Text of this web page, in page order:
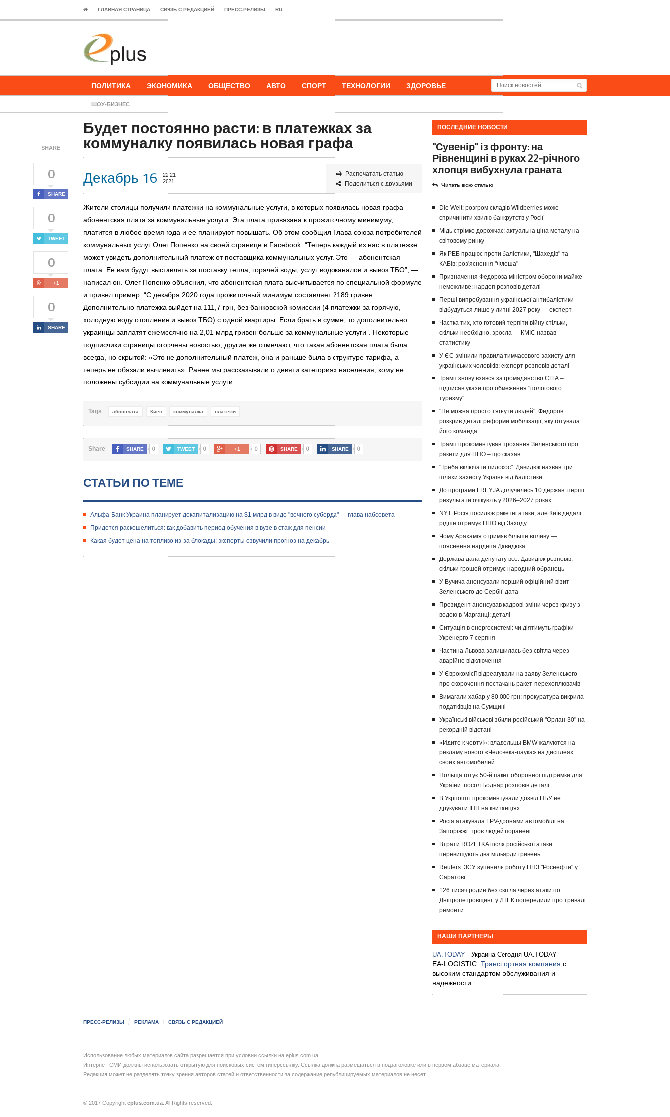
ГЛАВНАЯ СТРАНИЦА СВЯЗЬ С РЕДАКЦИЕЙ ПРЕСС-РЕЛИЗЫ RU
ПОЛИТИКА ЭКОНОМИКА ОБЩЕСТВО АВТО СПОРТ ТЕХНОЛОГИИ ЗДОРОВЬЕ
ШОУ-БИЗНЕС
SHARE
0
SHARE
0
TWEET
0
+1
0
SHARE
Будет постоянно расти: в платежках за
коммуналку появилась новая графа
Декабрь 16
22:21
2021
Распечатать статью
Поделиться с друзьями
Жители столицы получили платежки на коммунальные услуги, в которых появилась новая графа –
абонентская плата за коммунальные услуги. Эта плата привязана к прожиточному минимуму,
платится в любое время года и ее планируют повышать. Об этом сообщил Глава союза потребителей
коммунальных услуг Олег Попенко на своей странице в Facebook. “Теперь каждый из нас в платежке
может увидеть дополнительный платеж от поставщика коммунальных услуг. Это — абонентская
плата. Ее вам будут выставлять за поставку тепла, горячей воды, услуг водоканалов и вывоз ТБО”, —
написал он. Олег Попенко объяснил, что абонентская плата высчитывается по специальной формуле
и привел пример: “С декабря 2020 года прожиточный минимум составляет 2189 гривен.
Дополнительно платежка выйдет на 111,7 грн, без банковской комиссии (4 платежки за горячую,
холодную воду отопление и вывоз ТБО) с одной квартиры. Если брать в сумме, то дополнительно
украинцы заплатят ежемесячно на 2,01 млрд гривен больше за коммунальные услуги”. Некоторые
подписчики страницы огорчены новостью, другие же отмечают, что такая абонентская плата была
всегда, но скрытой: «Это не дополнительный платеж, она и раньше была в структуре тарифа, а
теперь ее обязали вычленить». Ранее мы рассказывали о девяти категориях населения, кому не
положены субсидии на коммунальные услуги.
Tags абонплата Киев коммуналка платежи
Share SHARE 0 TWEET 0 +1 0 SHARE 0 SHARE 0
СТАТЬИ ПО ТЕМЕ
Альфа-Банк Украина планирует докапитализацию на $1 млрд в виде "вечного суборда" — глава набсовета
Придется раскошелиться: как добавить период обучения в вузе в стаж для пенсии
Какая будет цена на топливо из-за блокады: эксперты озвучили прогноз на декабрь
ПОСЛЕДНИЕ НОВОСТИ
"Сувенір" із фронту: на
Рівненщині в руках 22-річного
хлопця вибухнула граната
Читать всю статью
Die Welt: розгром складів Wildberries може
спричинити хвилю банкрутств у Росії
Мідь стрімко дорожчає: актуальна ціна металу на
світовому ринку
Як РЕБ працює проти балістики, "Шахедів" та
КАБів: роз'яснення "Флеша"
Призначення Федорова міністром оборони майже
неможливе: нардеп розповів деталі
Перші випробування української антибалістики
відбудуться лише у липні 2027 року — експерт
Частка тих, хто готовий терпіти війну стільки,
скільки необхідно, зросла — КМІС назвав
статистику
У ЄС змінили правила тимчасового захисту для
українських чоловіків: експерт розповів деталі
Трамп знову взявся за громадянство США –
підписав укази про обмеження "пологового
туризму"
"Не можна просто тягнути людей": Федоров
розкрив деталі реформи мобілізації, яку готувала
його команда
Трамп прокоментував прохання Зеленського про
ракети для ППО – що сказав
"Треба включати пилосос": Давидюк назвав три
шляхи захисту України від балістики
До програми FREYJA долучились 10 держав: перші
результати очікують у 2026–2027 роках
NYT: Росія посилює ракетні атаки, але Київ дедалі
рідше отримує ППО від Заходу
Чому Арахамія отримав більше впливу —
пояснення нардепа Давидюка
Держава дала депутату все: Давидюк розповів,
скільки грошей отримує народний обранець
У Вучича анонсували перший офіційний візит
Зеленського до Сербії: дата
Президент анонсував кадрові зміни через кризу з
водою в Марганці: деталі
Ситуація в енергосистемі: чи діятимуть графіки
Укренерго 7 серпня
Частина Львова залишилась без світла через
аварійне відключення
У Єврокомісії відреагували на заяву Зеленського
про скорочення постачань ракет-перехоплювачів
Вимагали хабар у 80 000 грн: прокуратура викрила
податківців на Сумщині
Українські військові збили російський "Орлан-30" на
рекордній відстані
«Идите к черту!»: владельцы BMW жалуются на
рекламу нового «Человека-паука» на дисплеях
своих автомобилей
Польща готує 50-й пакет оборонної підтримки для
України: посол Боднар розповів деталі
В Укрпошті прокоментували дозвіл НБУ не
друкувати ІПН на квитанціях
Росія атакувала FPV-дронами автомобілі на
Запоріжжі: троє людей поранені
Втрати ROZETKA після російської атаки
перевищують два мільярди гривень
Reuters: ЗСУ зупинили роботу НПЗ "Роснефти" у
Саратові
126 тисяч родин без світла через атаки по
Дніпропетровщині: у ДТЕК попередили про тривалі
ремонти
НАШИ ПАРТНЕРЫ
UA.TODAY - Украина Сегодня UA.TODAY
EA-LOGISTIC: Транспортная компания с
высоким стандартом обслуживания и
надежности.
ПРЕСС-РЕЛИЗЫ РЕКЛАМА СВЯЗЬ С РЕДАКЦИЕЙ
Использование любых материалов сайта разрешается при условии ссылки на eplus.com.ua
Интернет-СМИ должны использовать открытую для поисковых систем гиперссылку. Ссылка должна размещаться в подзаголовке или в первом абзаце материала.
Редакция может не разделять точку зрения авторов статей и ответственности за содержание републицируемых материалов не несет.
© 2017 Copyright eplus.com.ua. All Rights reserved.